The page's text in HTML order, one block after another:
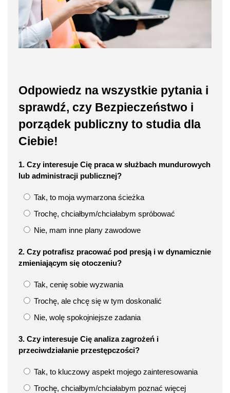
Odpowiedz na wszystkie pytania i
sprawdź, czy Bezpieczeństwo i
porządek publiczny to studia dla
Ciebie!
1. Czy interesuje Cię praca w służbach mundurowych
lub administracji publicznej?
Tak, to moja wymarzona ścieżka
Trochę, chciałbym/chciałabym spróbować
Nie, mam inne plany zawodowe
2. Czy potrafisz pracować pod presją i w dynamicznie
zmieniającym się otoczeniu?
Tak, cenię sobie wyzwania
Trochę, ale chcę się w tym doskonalić
Nie, wolę spokojniejsze zadania
3. Czy interesuje Cię analiza zagrożeń i
przeciwdziałanie przestępczości?
Tak, to kluczowy aspekt mojego zainteresowania
Trochę, chciałbym/chciałabym poznać więcej